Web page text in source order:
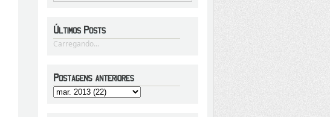
Carregando...